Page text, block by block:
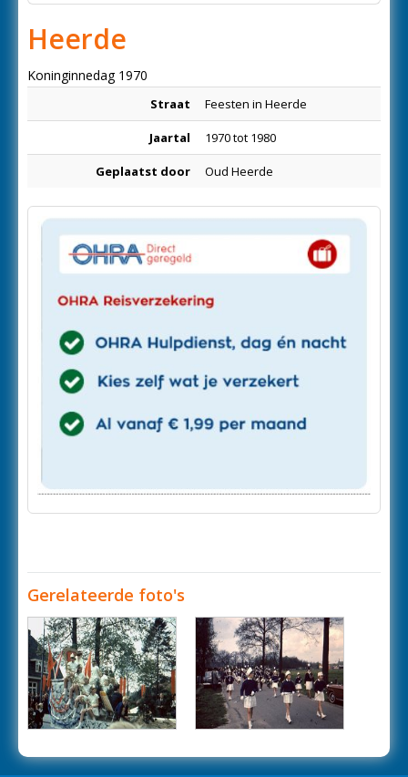
Heerde
Koninginnedag 1970
Straat Feesten in Heerde
Jaartal 1970 tot 1980
Geplaatst door Oud Heerde
Gerelateerde foto's